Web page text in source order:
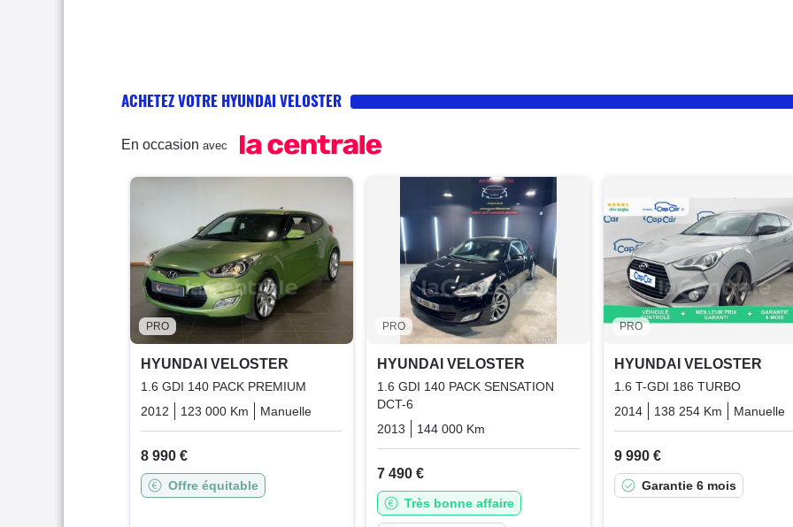
ACHETEZ VOTRE HYUNDAI VELOSTER
En occasion avec
PRO
HYUNDAI VELOSTER
1.6 GDI 140 PACK PREMIUM
2012
123 000 Km Manuelle
8 990 €
Offre équitable
PRO
HYUNDAI VELOSTER
1.6 GDI 140 PACK SENSATION
DCT-6
2013
144 000 Km Essence
7 490 €
Très bonne affaire
PRO
HYUNDAI VELOSTER
1.6 T-GDI 186 TURBO
2014
138 254 Km Manuelle
9 990 €
Garantie 6 mois